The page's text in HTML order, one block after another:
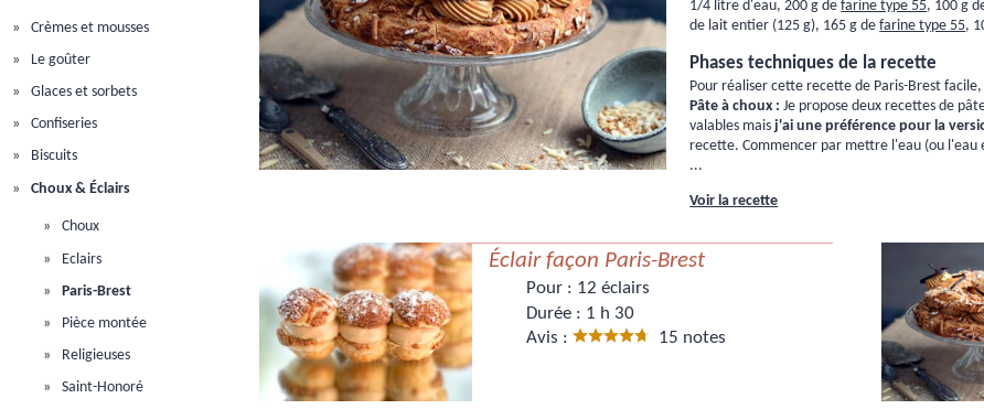
Crèmes et mousses
Le goûter
Glaces et sorbets
Confiseries
Biscuits
Choux & Éclairs
Choux
Eclairs
Paris-Brest
Pièce montée
Religieuses
Saint-Honoré
1/4 litre d'eau, 200 g defarine type 55, 100 g
de lait entier (125 g), 165 g defarine type 55,
Phases techniques de la recette
Pour réaliser cette recette de Paris-Brest
Pâte à choux : Je propose deux recettes de
valables maisj'ai une préférence pour la
recette. Commencer par mettre l'eau (ou l'eau
...
Voir la recette
Éclair façon Paris-Brest
Pour : 12 éclairs
Durée : 1 h 30
Avis :
15 notes